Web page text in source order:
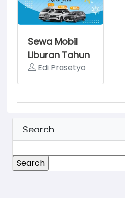
Sewa Mobil
Liburan Tahun
Baru 2025
Edi Prasetyo
Search
for: